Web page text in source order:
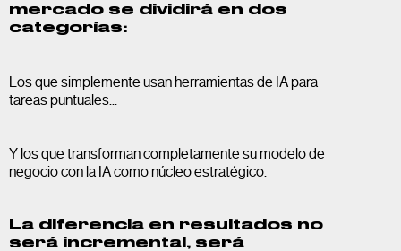
mercado se dividirá en dos
categorías:
Los que simplemente usan herramientas de IA para
tareas puntuales...
Y los que transforman completamente su modelo de
negocio con la IA como núcleo estratégico.
La diferencia en resultados no
será incremental, será